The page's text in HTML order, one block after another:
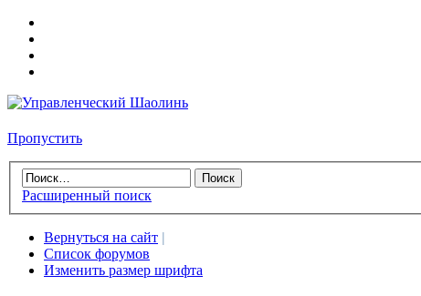
Пропустить
Расширенный поиск
Вернуться на сайт |
Список форумов
Изменить размер шрифта